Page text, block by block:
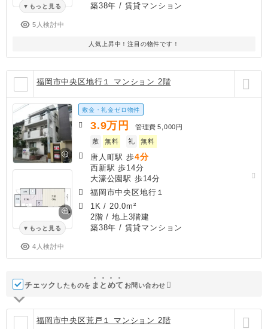
もっと見る
5人検討中
築38年 / 賃貸マンション
人気上昇中！注目の物件です！
福岡市中央区地行１ マンション 2階
もっと見る
4人検討中
敷金・礼金ゼロ物件
3.9万円 管理費 5,000円
敷
無料 礼 無料
唐人町駅 歩4分
西新駅 歩14分
大濠公園駅 歩14分
福岡市中央区地行１
1K / 20.0m²
2階 / 地上3階建
築38年 / 賃貸マンション
チェック したものを ま と めて お問い合わせ
福岡市中央区荒戸１ マンション 2階